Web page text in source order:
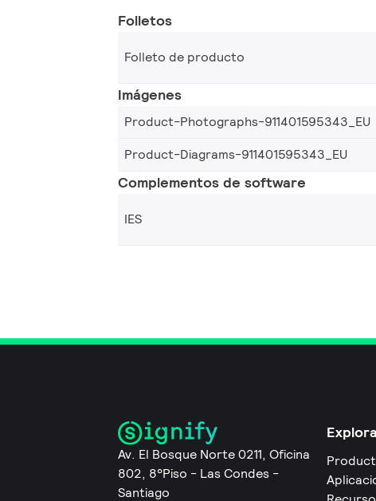
Folletos
Folleto de producto
Imágenes
Product-Photographs-911401595343_EU
Product-Diagrams-911401595343_EU
Complementos de software
IES
Av. El Bosque Norte 0211, Oficina
802, 8°Piso - Las Condes -
Santiago
Explora